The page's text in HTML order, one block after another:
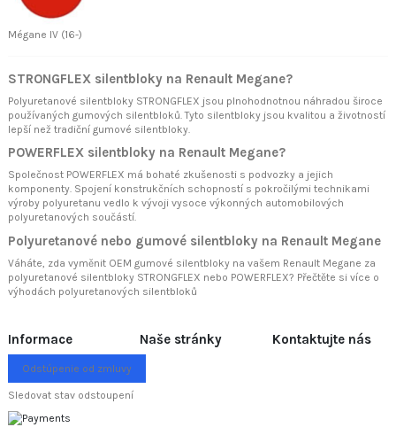
Mégane IV (16-)
STRONGFLEX silentbloky na Renault Megane?
Polyuretanové silentbloky STRONGFLEX jsou plnohodnotnou náhradou široce
používaných gumových silentbloků. Tyto silentbloky jsou kvalitou a životností
lepší než tradiční gumové silentbloky.
POWERFLEX silentbloky na Renault Megane?
Společnost POWERFLEX má bohaté zkušenosti s podvozky a jejich
komponenty. Spojení konstrukčních schopností s pokročilými technikami
výroby polyuretanu vedlo k vývoji vysoce výkonných automobilových
polyuretanových součástí.
Polyuretanové nebo gumové silentbloky na Renault Megane
Váháte, zda vyměnit OEM gumové silentbloky na vašem Renault Megane za
polyuretanové silentbloky STRONGFLEX nebo POWERFLEX? Přečtěte si více o
výhodách polyuretanových silentbloků
Informace Naše stránky Kontaktujte nás
Odstúpenie od zmluvy
Sledovat stav odstoupení